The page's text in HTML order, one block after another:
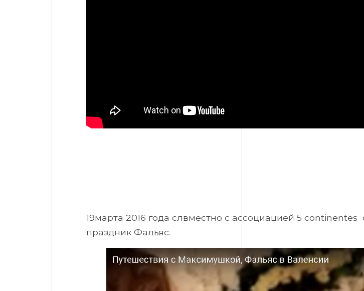
19марта 2016 года слвместно с ассоциацией 5
праздник Фальяс.